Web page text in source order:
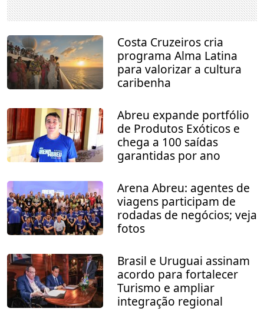
Costa Cruzeiros cria
programa Alma Latina
para valorizar a cultura
caribenha
Abreu expande portfólio
de Produtos Exóticos e
chega a 100 saídas
garantidas por ano
Arena Abreu: agentes de
viagens participam de
rodadas de negócios; veja
fotos
Brasil e Uruguai assinam
acordo para fortalecer
Turismo e ampliar
integração regional